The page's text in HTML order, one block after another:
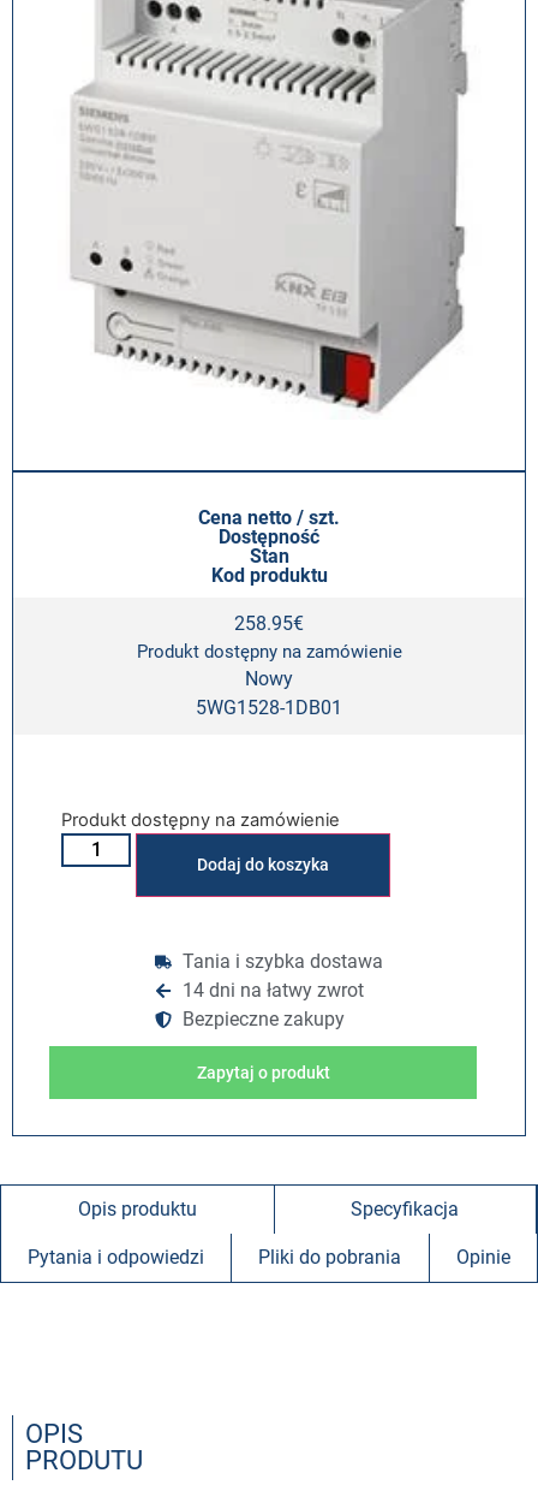
Cena netto / szt.
Dostępność
Stan
Kod produktu
258.95€
Produkt dostępny na zamówienie
Nowy
5WG1528-1DB01
Produkt dostępny na zamówienie
Dodaj do koszyka
Tania i szybka dostawa
14 dni na łatwy zwrot
Bezpieczne zakupy
Zapytaj o produkt
Opis produktu Specyfikacja
Pytania i odpowiedzi Pliki do pobrania Opinie
OPIS
PRODUTU